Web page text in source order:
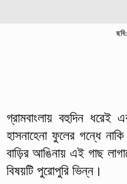
গ্রামবাংলায় বহুদিন ধরেই
হাসনাহেনা ফুলের গন্ধে
বাড়ির আঙিনায় এই গাছ
বিষয়টি পুরোপুরি ভিন্ন।